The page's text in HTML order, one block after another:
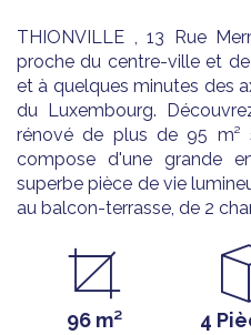
THIONVILLE , 13 Rue
proche du centre-ville et
et à quelques minutes des
du Luxembourg.
rénové de plus de 95 m²
compose d'une grande
superbe pièce de vie
au balcon-terrasse, de 2
96 m² 4